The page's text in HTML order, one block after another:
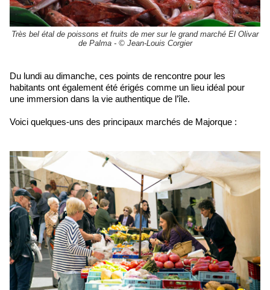
Très bel étal de poissons et fruits de mer sur le grand marché El Olivar
de Palma - © Jean-Louis Corgier
Du lundi au dimanche, ces points de rencontre pour les
habitants ont également été érigés comme un lieu idéal pour
une immersion dans la vie authentique de l’île.
Voici quelques-uns des principaux marchés de Majorque :